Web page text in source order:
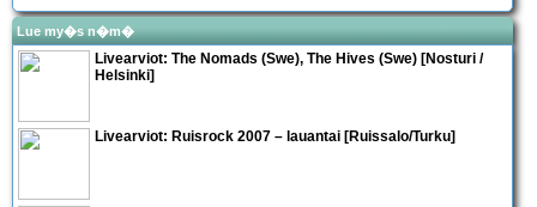
Lue my�s n�m�
Livearviot: The Nomads (Swe), The Hives (Swe) [Nosturi /
Helsinki]
Livearviot: Ruisrock 2007 – lauantai [Ruissalo/Turku]